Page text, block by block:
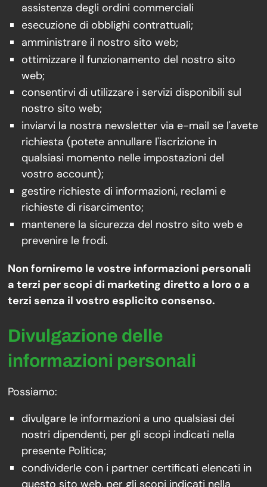
assistenza degli ordini commerciali
esecuzione di obblighi contrattuali;
amministrare il nostro sito web;
ottimizzare il funzionamento del nostro sito
web;
consentirvi di utilizzare i servizi disponibili sul
nostro sito web;
inviarvi la nostra newsletter via e-mail se l'avete
richiesta (potete annullare l'iscrizione in
qualsiasi momento nelle impostazioni del
vostro account);
gestire richieste di informazioni, reclami e
richieste di risarcimento;
mantenere la sicurezza del nostro sito web e
prevenire le frodi.
Non forniremo le vostre informazioni personali
a terzi per scopi di marketing diretto a loro o a
terzi senza il vostro esplicito consenso.
Divulgazione delle
informazioni personali
Possiamo:
divulgare le informazioni a uno qualsiasi dei
nostri dipendenti, per gli scopi indicati nella
presente Politica;
condividerle con i partner certificati elencati in